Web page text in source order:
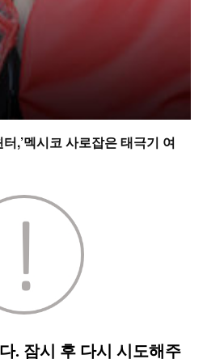
,’멕시코 사로잡은 태극기 여